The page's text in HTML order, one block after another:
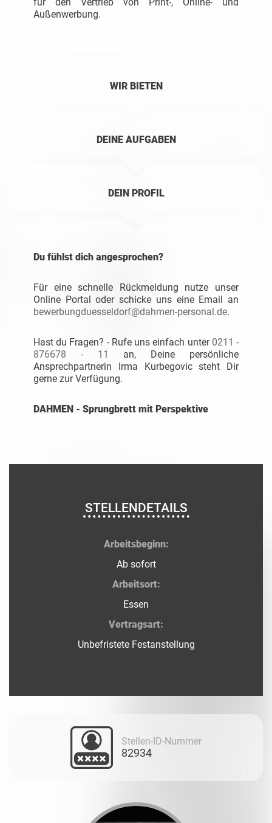
Außenwerbung.
WIR BIETEN
DEINE AUFGABEN
DEIN PROFIL
Du fühlst dich angesprochen?
Für eine schnelle Rückmeldung nutze unser
Online Portal oder schicke uns eine Email an
bewerbungduesseldorf@dahmen-personal.de.
Hast du Fragen? - Rufe uns einfach unter 0211 -
876678 - 11
an, Deine persönliche
Ansprechpartnerin Irma Kurbegovic steht Dir
gerne zur Verfügung.
DAHMEN - Sprungbrett mit Perspektive
STELLENDETAILS
Arbeitsbeginn:
Ab sofort
Arbeitsort:
Essen
Vertragsart:
Unbefristete Festanstellung
Stellen-ID-Nummer
82934